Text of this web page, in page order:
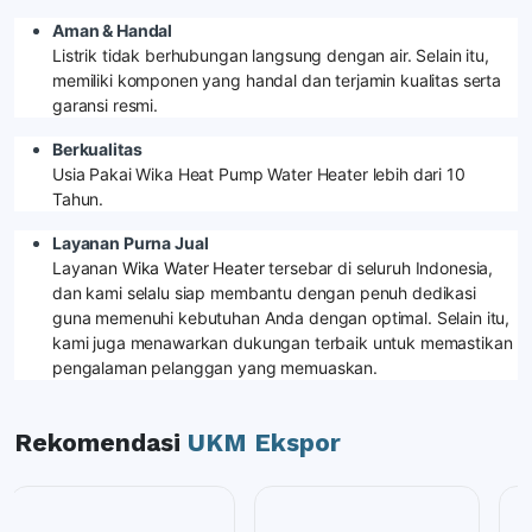
Aman & Handal
Listrik tidak berhubungan langsung dengan air. Selain itu,
memiliki komponen yang handal dan terjamin kualitas serta
garansi resmi.
Berkualitas
Usia Pakai Wika Heat Pump Water Heater lebih dari 10
Tahun.
Layanan Purna Jual
Layanan Wika Water Heatertersebar di seluruh Indonesia,
dan kami selalu siap membantu dengan penuh dedikasi
guna memenuhi kebutuhan Anda dengan optimal. Selain itu,
kami juga menawarkan dukungan terbaik untuk memastikan
pengalaman pelanggan yang memuaskan.
Rekomendasi UKM Ekspor